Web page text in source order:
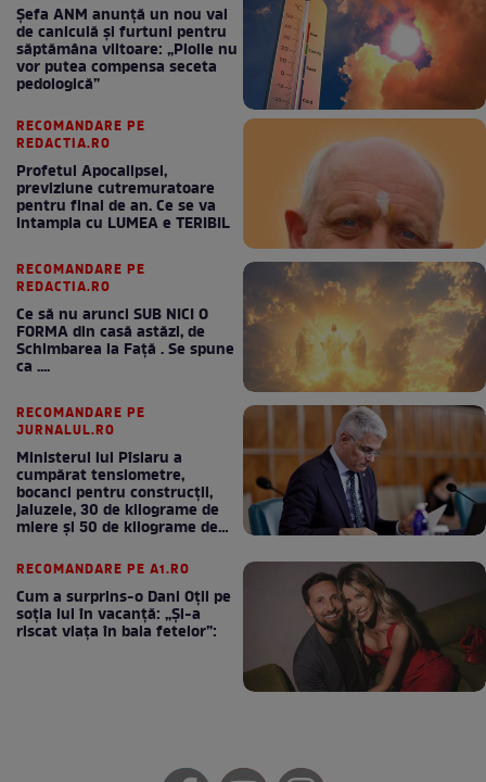
Șefa ANM anunță un nou val
de caniculă și furtuni pentru
săptămâna viitoare: „Ploile nu
vor putea compensa seceta
pedologică”
RECOMANDARE PE
REDACTIA.RO
Profetul Apocalipsei,
previziune cutremuratoare
pentru final de an. Ce se va
intampla cu LUMEA e TERIBIL
RECOMANDARE PE
REDACTIA.RO
Ce să nu arunci SUB NICI O
FORMA din casă astăzi, de
Schimbarea la Față . Se spune
ca ....
RECOMANDARE PE
JURNALUL.RO
Ministerul lui Pîslaru a
cumpărat tensiometre,
bocanci pentru construcții,
jaluzele, 30 de kilograme de
miere și 50 de kilograme de
RECOMANDARE PE A1.RO
Cum a surprins-o Dani Oțil pe
soția lui în vacanță: „Și-a
riscat viața în baia fetelor”: